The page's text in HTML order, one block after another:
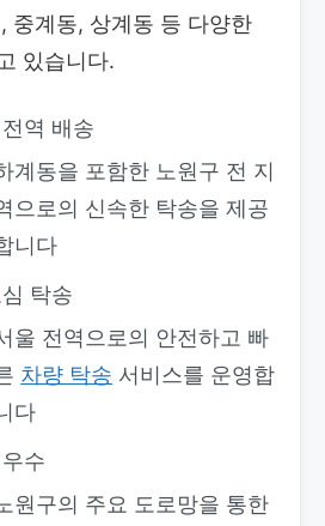
중계동, 상계동 등 다양한
있습니다.
역 배송
계동을 포함한 노원구 전 지
으로의 신속한 탁송을 제공
니다
탁송
울 전역으로의 안전하고 빠
차량 탁송 서비스를 운영합
다
수
원구의 주요 도로망을 통한